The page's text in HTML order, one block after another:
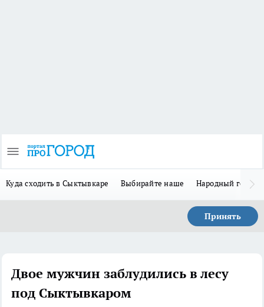
Куда сходить в Сыктывкаре Выбирайте наше Народный герой
Принять
Двое мужчин заблудились в лесу
под Сыктывкаром